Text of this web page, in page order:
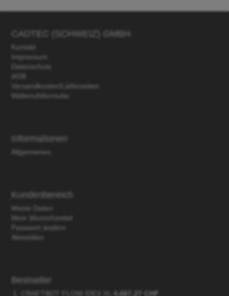
CADTEC (SCHWEIZ) GMBH
Kontakt
Impressum
Datenschutz
Versandkosten/Lieferzeiten
Widerrufsformular
Informationen
Allgemeines
Kundenbereich
Meine Daten
Mein Wunschzettel
Passwort ändern
Abmelden
Bestseller
4.667,27 CHF